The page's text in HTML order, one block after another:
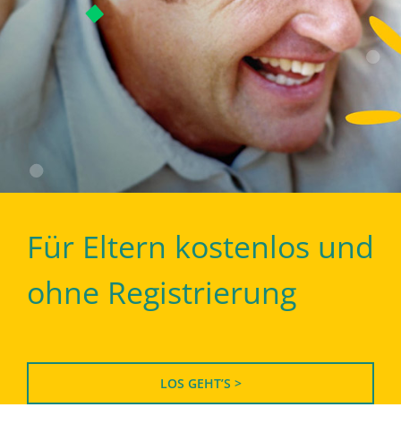
Für Eltern kostenlos und
ohne Registrierung
LOS GEHT’S >